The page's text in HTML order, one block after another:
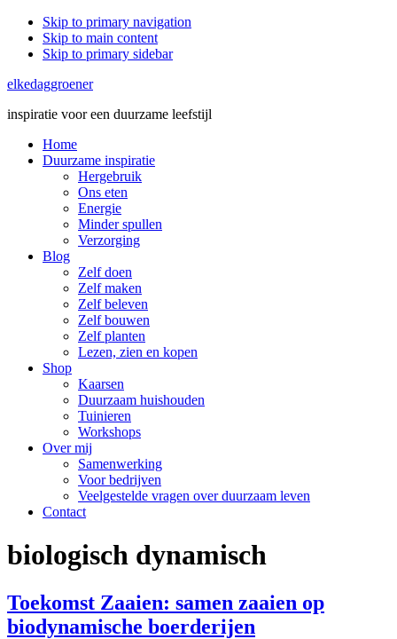
Skip to primary navigation
Skip to main content
Skip to primary sidebar
elkedaggroener
inspiratie voor een duurzame leefstijl
Home
Duurzame inspiratie
Hergebruik
Ons eten
Energie
Minder spullen
Verzorging
Blog
Zelf doen
Zelf maken
Zelf beleven
Zelf bouwen
Zelf planten
Lezen, zien en kopen
Shop
Kaarsen
Duurzaam huishouden
Tuinieren
Workshops
Over mij
Samenwerking
Voor bedrijven
Veelgestelde vragen over duurzaam leven
Contact
biologisch dynamisch
Toekomst Zaaien: samen zaaien op
biodynamische boerderijen